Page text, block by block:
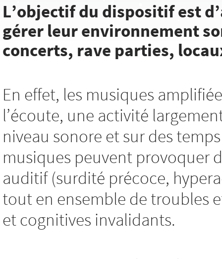
L’objectif du dispositif est
gérer leur environnement
concerts, rave parties,
En effet, les musiques
l’écoute, une activité
niveau sonore et sur des
musiques peuvent provoquer
auditif (surdité précoce,
tout en ensemble de troubles
et cognitives invalidants.